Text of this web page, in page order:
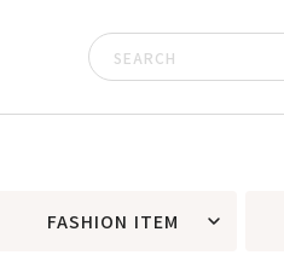
FASHION ITEM